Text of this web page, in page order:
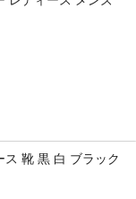
ス 靴 黒 白 ブラック